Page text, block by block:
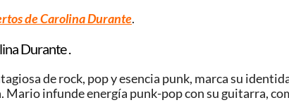
de Carolina Durante.
Durante .
de rock, pop y esencia punk, marca su
Mario infunde energía punk-pop con su guitarra,